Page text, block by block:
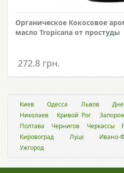
Органическое Кокосовое
масло Tropicana от простуды
272.8 грн.
Киев Одесса Львов
Николаев
Кривой Рог
Полтава
Чернигов Черкассы
Кировоград
Луцк Ивано-
Ужгород